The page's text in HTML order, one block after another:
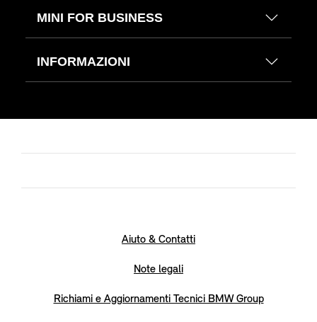
MINI FOR BUSINESS
INFORMAZIONI
Aiuto & Contatti
Note legali
Richiami e Aggiornamenti Tecnici BMW Group